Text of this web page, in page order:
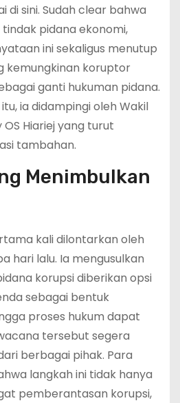
di sini. Sudah clear bahwa
pidana ekonomi,
ini sekaligus menutup
kemungkinan koruptor
ganti hukuman pidana.
ia didampingi oleh Wakil
Hiariej yang turut
tambahan.
Menimbulkan
kali dilontarkan oleh
hari lalu. Ia mengusulkan
korupsi diberikan opsi
sebagai bentuk
proses hukum dapat
tersebut segera
berbagai pihak. Para
langkah ini tidak hanya
pemberantasan korupsi,